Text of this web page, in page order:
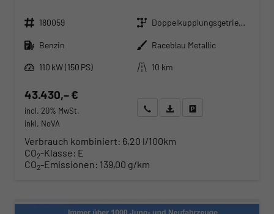
Fahrzeugnr. 180059 Getriebe
Doppelkupplungsgetriebe (DSG)
Kraftstoff Benzin Außenfarbe Raceblau Metallic
Leistung
110 kW (150 PS) Kilometerstand 10 km
43.430,– €
incl. 20% MwSt.
inkl. NoVA
Wir rufen Sie anAngebot drucken (PDF)
Verbrauch kombiniert: 6,20 l/100km
CO2-Klasse: E
CO2-Emissionen: 139,00 g/km